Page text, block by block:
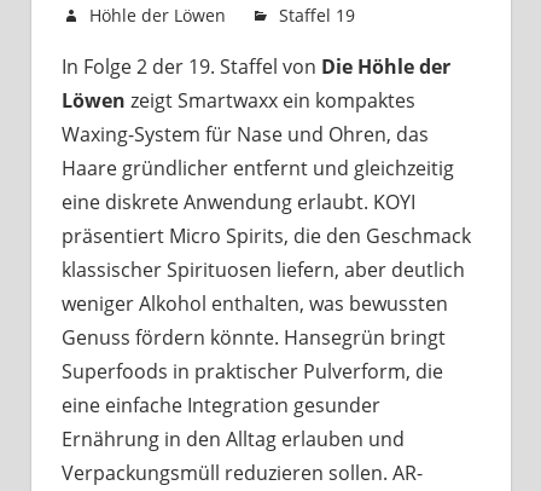
27. Februar 2026
Höhle der Löwen Staffel 19
In Folge 2 der 19. Staffel von Die Höhle der
Löwen zeigt Smartwaxx ein kompaktes
Waxing-System für Nase und Ohren, das
Haare gründlicher entfernt und gleichzeitig
eine diskrete Anwendung erlaubt. KOYI
präsentiert Micro Spirits, die den Geschmack
klassischer Spirituosen liefern, aber deutlich
weniger Alkohol enthalten, was bewussten
Genuss fördern könnte. Hansegrün bringt
Superfoods in praktischer Pulverform, die
eine einfache Integration gesunder
Ernährung in den Alltag erlauben und
Verpackungsmüll reduzieren sollen. AR-